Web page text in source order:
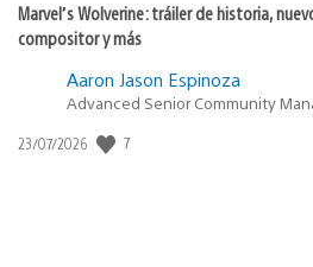
Marvel’s Wolverine: tráiler de historia,
compositor y más
Aaron Jason Espinoza
Advanced Senior Community
Fecha
23/07/2026 7